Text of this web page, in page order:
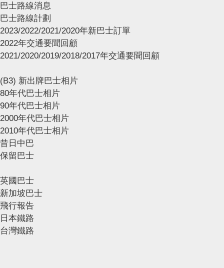
巴士路線消息
巴士路線計劃
2023/2022/2021/2020年新巴士訂單
2022年交通要聞回顧
2021/2020/2019/2018/2017年交通要聞回顧
(B3) 新出牌巴士相片
80年代巴士相片
90年代巴士相片
2000年代巴士相片
2010年代巴士相片
昔日中巴
保留巴士
英國巴士
新加坡巴士
飛行報告
日本鐵路
台灣鐵路